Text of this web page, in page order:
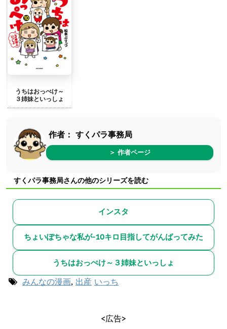
うちはおっぺけ～
３姉妹といっしょ
作者： すくパラ事務局
＞ 作者ページ
すくパラ事務局さんの他のシリーズを読む
インスタ
ちょいぽちゃな私が-10キロ目指してがんばってみた
うちはおっぺけ～３姉妹といっしょ
みんなの漫画, 出産 いっち
<広告>